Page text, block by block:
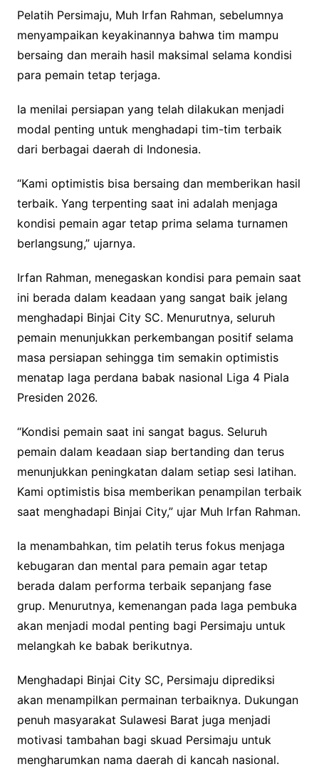
Pelatih Persimaju, Muh Irfan Rahman, sebelumnya
menyampaikan keyakinannya bahwa tim mampu
bersaing dan meraih hasil maksimal selama kondisi
para pemain tetap terjaga.
Ia menilai persiapan yang telah dilakukan menjadi
modal penting untuk menghadapi tim-tim terbaik
dari berbagai daerah di Indonesia.
“Kami optimistis bisa bersaing dan memberikan hasil
terbaik. Yang terpenting saat ini adalah menjaga
kondisi pemain agar tetap prima selama turnamen
berlangsung,” ujarnya.
Irfan Rahman, menegaskan kondisi para pemain saat
ini berada dalam keadaan yang sangat baik jelang
menghadapi Binjai City SC. Menurutnya, seluruh
pemain menunjukkan perkembangan positif selama
masa persiapan sehingga tim semakin optimistis
menatap laga perdana babak nasional Liga 4 Piala
Presiden 2026.
“Kondisi pemain saat ini sangat bagus. Seluruh
pemain dalam keadaan siap bertanding dan terus
menunjukkan peningkatan dalam setiap sesi latihan.
Kami optimistis bisa memberikan penampilan terbaik
saat menghadapi Binjai City,” ujar Muh Irfan Rahman.
Ia menambahkan, tim pelatih terus fokus menjaga
kebugaran dan mental para pemain agar tetap
berada dalam performa terbaik sepanjang fase
grup. Menurutnya, kemenangan pada laga pembuka
akan menjadi modal penting bagi Persimaju untuk
melangkah ke babak berikutnya.
Menghadapi Binjai City SC, Persimaju diprediksi
akan menampilkan permainan terbaiknya. Dukungan
penuh masyarakat Sulawesi Barat juga menjadi
motivasi tambahan bagi skuad Persimaju untuk
mengharumkan nama daerah di kancah nasional.